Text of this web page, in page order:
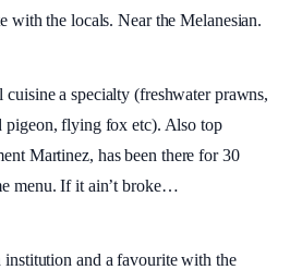
with the locals. Near the Melanesian.
cuisine a specialty (freshwater prawns,
pigeon, flying fox etc). Also top
Martinez, has been there for 30
menu. If it ain’t broke…
and a favourite with the